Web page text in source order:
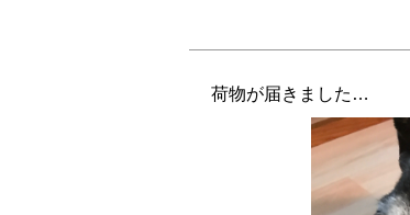
荷物が届きました…